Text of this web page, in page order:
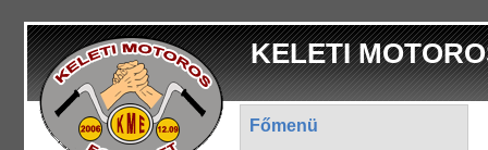
KELETI
Főmenü